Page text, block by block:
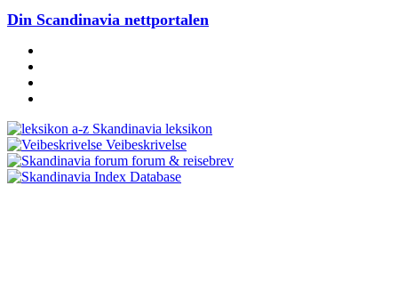
Din Scandinavia nettportalen
Skandinavia leksikon
Veibeskrivelse
forum & reisebrev
Database